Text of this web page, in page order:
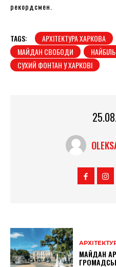
рекордсмен.
TAGS: АРХІТЕКТУРА ХАРКОВА
МАЙДАН СВОБОДИ
СУХИЙ ФОНТАН У ХАРКОВІ
МАЙДАН